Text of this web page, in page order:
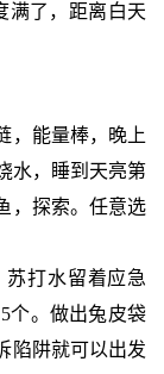
满了，距离白天
，能量棒，晚上
水，睡到天亮第
，探索。任意选
苏打水留着应急
个。做出兔皮袋
陷阱就可以出发